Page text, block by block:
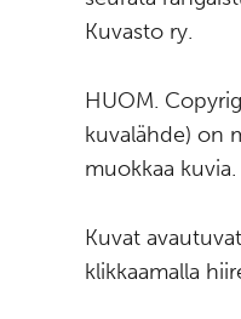
Kuvasto ry.
HUOM.
kuvalähde) on
muokkaa kuvia.
Kuvat
klikkaamalla